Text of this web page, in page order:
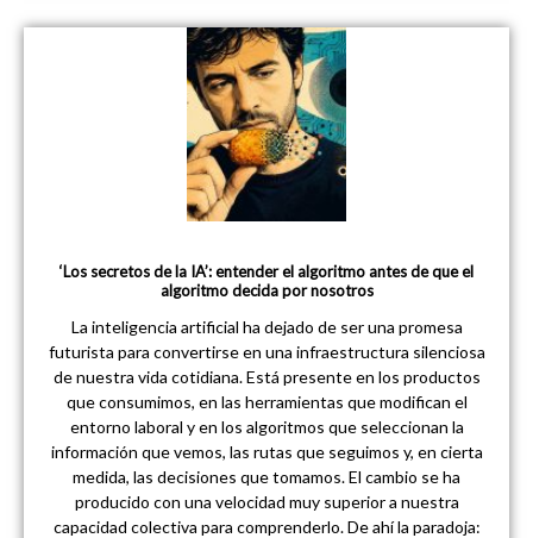
‘Los secretos de la IA’: entender el algoritmo antes de que el
algoritmo decida por nosotros
La inteligencia artificial ha dejado de ser una promesa
futurista para convertirse en una infraestructura silenciosa
de nuestra vida cotidiana. Está presente en los productos
que consumimos, en las herramientas que modifican el
entorno laboral y en los algoritmos que seleccionan la
información que vemos, las rutas que seguimos y, en cierta
medida, las decisiones que tomamos. El cambio se ha
producido con una velocidad muy superior a nuestra
capacidad colectiva para comprenderlo. De ahí la paradoja: